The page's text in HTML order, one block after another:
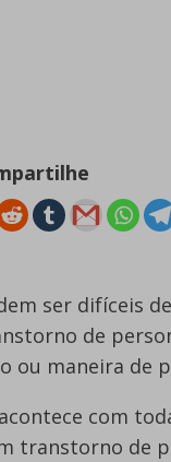
ser difíceis
de
ou maneira de
com
transtorno de